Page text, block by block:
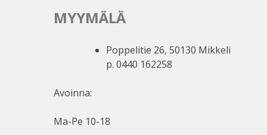
MYYMÄLÄ
Poppelitie 26, 50130 Mikkeli
p. 0440 162258
Avoinna:
Ma-Pe 10-18